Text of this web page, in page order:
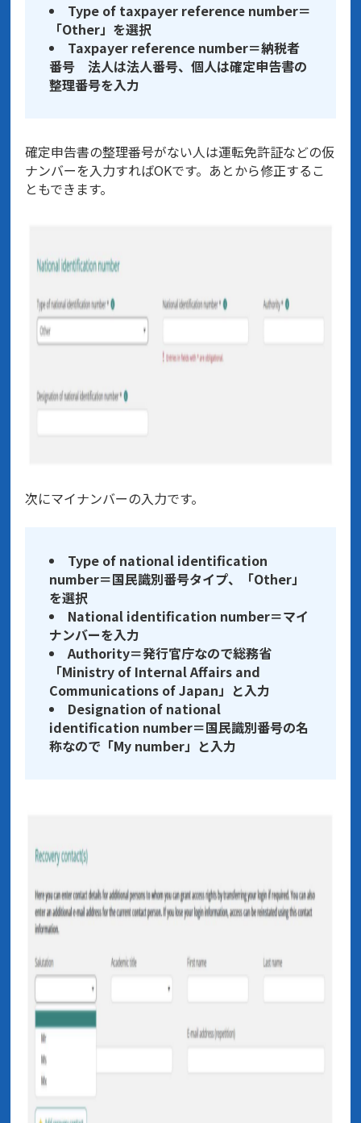
Type of taxpayer reference number＝
「Other」を選択
Taxpayer reference number＝納税者
番号 法人は法人番号、個人は確定申告書の
整理番号を入力
確定申告書の整理番号がない人は運転免許証などの仮
ナンバーを入力すればOKです。あとから修正するこ
ともできます。
次にマイナンバーの入力です。
Type of national identification
number＝国民識別番号タイプ、「Other」
を選択
National identification number＝マイ
ナンバーを入力
Authority＝発行官庁なので総務省
「Ministry of Internal Affairs and
Communications of Japan」と入力
Designation of national
identification number＝国民識別番号の名
称なので「My number」と入力